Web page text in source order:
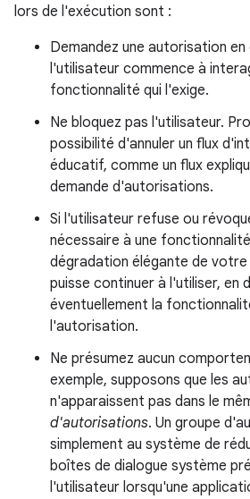
lors de l'exécution sont :
Demandez une autorisation
l'utilisateur commence à
fonctionnalité qui l'exige.
Ne bloquez pas l'utilisateur.
possibilité d'annuler un flux
éducatif, comme un flux
demande d'autorisations.
Si l'utilisateur refuse ou
nécessaire à une
dégradation élégante de votre
puisse continuer à l'utiliser, en
éventuellement la
l'autorisation.
Ne présumez aucun
exemple, supposons que les
n'apparaissent pas dans le
d'autorisations. Un groupe
simplement au système de
boîtes de dialogue système
l'utilisateur lorsqu'une